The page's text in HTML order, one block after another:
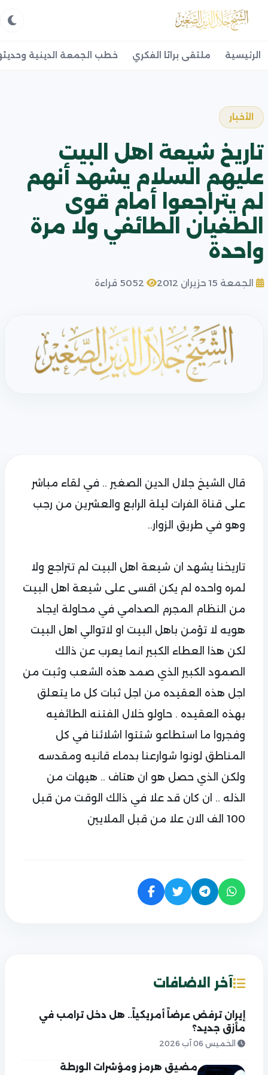
الرئيسية ملتقى براثا الفكري خطب الجمعة الدينية
الأخبار
تاريخ شيعة اهل البيت
عليهم السلام يشهد أنهم
لم يتراجعوا أمام قوى
الطغيان الطائفي ولا مرة
واحدة
الجمعة 15 حزيران 2012
قال الشيخ جلال الدين الصغير .. في لقاء مباشر
على قناة الفرات ليلة الرابع والعشرين من رجب
وهو في طريق الزوار..
تاريخنا يشهد ان شيعة اهل البيت لم تتراجع ولا
لمره واحده لم يكن اقسى على شيعة اهل البيت
من النظام المجرم الصدامي في محاولة ايجاد
هويه لا تؤمن باهل البيت او لاتوالي اهل البيت
لكن هذا العطاء الكبير انما يعرب عن ذالك
الصمود الكبير الذي صمد هذه الشعب وثبت من
اجل هذه العقيده من اجل ثبات كل ما يتعلق
بهذه العقيده . حاولو خلال الفتنه الطائفيه
وفجروا ما استطاعو شتتوا اشلائنا في كل
المناطق لونوا شوارعنا بدماء قانيه ومقدسه
ولكن الذي حصل هو ان هتاف .. هيهات من
الذله .. ان كان قد علا في ذالك الوقت من قبل
100 الف الان علا من قبل الملايين
آخر الاضافات
إيران ترفض عرضاً أمريكياً.. هل دخل ترامب في
مأزق جديد؟
الخميس 06 آب 2026
مضيق هرمز ومؤشرات الورطة